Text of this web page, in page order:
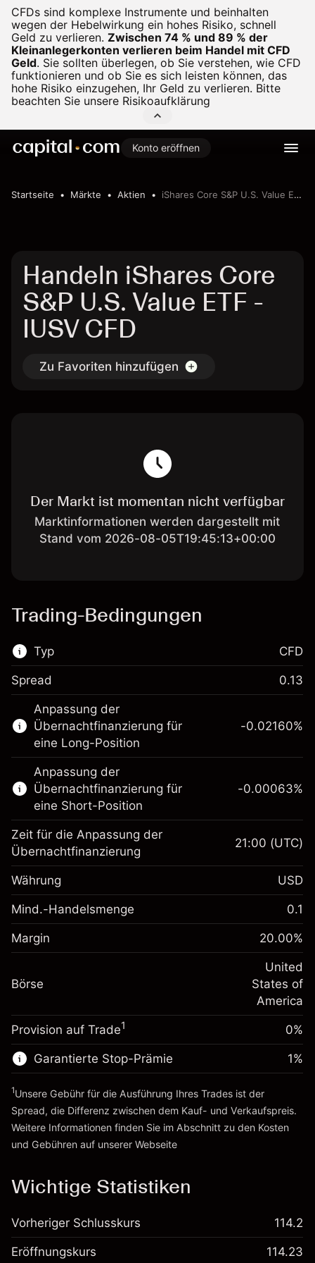
CFDs sind komplexe Instrumente und beinhalten
wegen der Hebelwirkung ein hohes Risiko, schnell
Geld zu verlieren. Zwischen 74 % und 89 % der
Kleinanlegerkonten verlieren beim Handel mit CFD
Geld. Sie sollten überlegen, ob Sie verstehen, wie CFD
funktionieren und ob Sie es sich leisten können, das
hohe Risiko einzugehen, Ihr Geld zu verlieren. Bitte
beachten Sie unsere Risikoaufklärung
Konto eröffnen
Startseite Märkte Aktien iShares Core S&P U.S. Value ETF
Handeln iShares Core
S&P U.S. Value ETF -
IUSV CFD
Zu Favoriten hinzufügen
Der Markt ist momentan nicht verfügbar
Marktinformationen werden dargestellt mit
Stand vom 2026-08-05T19:45:13+00:00
Trading-Bedingungen
Typ
Dieser Finanzmarkt steht für das CFD-
Trading zur Verfügung.
Erfahren Sie mehr über:
CFDs
CFD
Spread 0.13
Anpassung der
Übernachtfinanzierung für
eine Long-Position
Margin. Ihre Investition
$1,000.00
Anpassung der
Übernachtfinanzierung
fremdfinanzierten
(-$1.08)
~$5,000.00
Zur Plattform
-0.02160%
Anpassung der
Übernachtfinanzierung für
eine Short-Position
Margin. Ihre Investition
$1,000.00
Anpassung der
-0.000626
%
(-$0.03)
Positionsgröße mit Hebelwirkung
~$5,000.00
Geld aus Hebelwirkung ~
Zur Plattform
-0.00063%
Zeit für die Anpassung der
Übernachtfinanzierung
21:00 (UTC)
Währung USD
Mind.-Handelsmenge 0.1
Margin 20.00%
Börse
United
States of
America
Provision auf Trade1 0%
Garantierte Stop-Prämie 1%
1Unsere Gebühr für die Ausführung Ihres Trades ist der
Spread, die Differenz zwischen dem Kauf- und Verkaufspreis.
Weitere Informationen finden Sie im Abschnitt zu den Kosten
und Gebühren auf unserer Webseite
Wichtige Statistiken
Vorheriger Schlusskurs 114.2
Eröffnungskurs 114.23